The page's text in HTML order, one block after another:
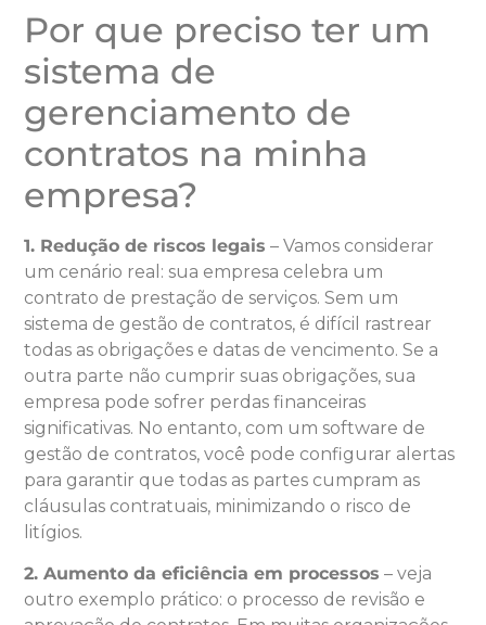
Por que preciso ter um
sistema de
gerenciamento de
contratos na minha
empresa?
1. Redução de riscos legais – Vamos considerar
um cenário real: sua empresa celebra um
contrato de prestação de serviços. Sem um
sistema de gestão de contratos, é difícil rastrear
todas as obrigações e datas de vencimento. Se a
outra parte não cumprir suas obrigações, sua
empresa pode sofrer perdas financeiras
significativas. No entanto, com um software de
gestão de contratos, você pode configurar alertas
para garantir que todas as partes cumpram as
cláusulas contratuais, minimizando o risco de
litígios.
2. Aumento da eficiência em processos – veja
outro exemplo prático: o processo de revisão e